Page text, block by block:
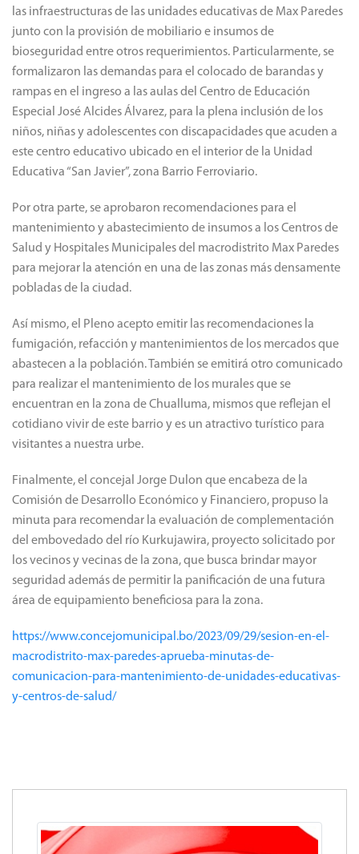
las infraestructuras de las unidades educativas de Max Paredes
junto con la provisión de mobiliario e insumos de
bioseguridad entre otros requerimientos. Particularmente, se
formalizaron las demandas para el colocado de barandas y
rampas en el ingreso a las aulas del Centro de Educación
Especial José Alcides Álvarez, para la plena inclusión de los
niños, niñas y adolescentes con discapacidades que acuden a
este centro educativo ubicado en el interior de la Unidad
Educativa “San Javier”, zona Barrio Ferroviario.
Por otra parte, se aprobaron recomendaciones para el
mantenimiento y abastecimiento de insumos a los Centros de
Salud y Hospitales Municipales del macrodistrito Max Paredes
para mejorar la atención en una de las zonas más densamente
pobladas de la ciudad.
Así mismo, el Pleno acepto emitir las recomendaciones la
fumigación, refacción y mantenimientos de los mercados que
abastecen a la población. También se emitirá otro comunicado
para realizar el mantenimiento de los murales que se
encuentran en la zona de Chualluma, mismos que reflejan el
cotidiano vivir de este barrio y es un atractivo turístico para
visitantes a nuestra urbe.
Finalmente, el concejal Jorge Dulon que encabeza de la
Comisión de Desarrollo Económico y Financiero, propuso la
minuta para recomendar la evaluación de complementación
del embovedado del río Kurkujawira, proyecto solicitado por
los vecinos y vecinas de la zona, que busca brindar mayor
seguridad además de permitir la panificación de una futura
área de equipamiento beneficiosa para la zona.
https://www.concejomunicipal.bo/2023/09/29/sesion-en-el-
macrodistrito-max-paredes-aprueba-minutas-de-
comunicacion-para-mantenimiento-de-unidades-educativas-
y-centros-de-salud/